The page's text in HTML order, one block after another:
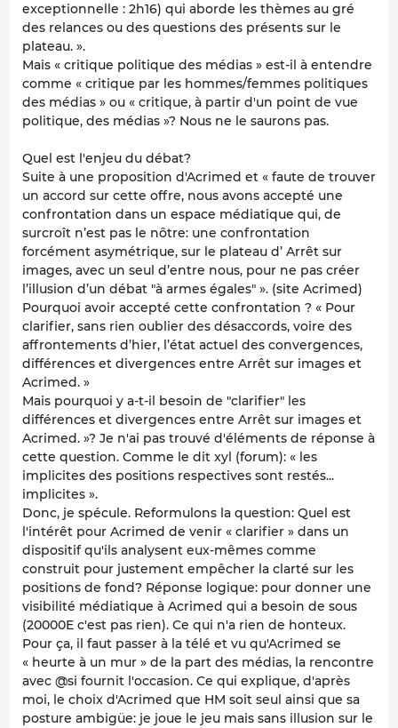
exceptionnelle : 2h16) qui aborde les thèmes au gré
des relances ou des questions des présents sur le
plateau. ».
Mais « critique politique des médias » est-il à entendre
comme « critique par les hommes/femmes politiques
des médias » ou « critique, à partir d'un point de vue
politique, des médias »? Nous ne le saurons pas.
Quel est l'enjeu du débat?
Suite à une proposition d'Acrimed et « faute de trouver
un accord sur cette offre, nous avons accepté une
confrontation dans un espace médiatique qui, de
surcroît n’est pas le nôtre: une confrontation
forcément asymétrique, sur le plateau d’ Arrêt sur
images, avec un seul d’entre nous, pour ne pas créer
l’illusion d’un débat "à armes égales" ». (site Acrimed)
Pourquoi avoir accepté cette confrontation ? « Pour
clarifier, sans rien oublier des désaccords, voire des
affrontements d’hier, l’état actuel des convergences,
différences et divergences entre Arrêt sur images et
Acrimed. »
Mais pourquoi y a-t-il besoin de "clarifier" les
différences et divergences entre Arrêt sur images et
Acrimed. »? Je n'ai pas trouvé d'éléments de réponse à
cette question. Comme le dit xyl (forum): « les
implicites des positions respectives sont restés...
implicites ».
Donc, je spécule. Reformulons la question: Quel est
l'intérêt pour Acrimed de venir « clarifier » dans un
dispositif qu'ils analysent eux-mêmes comme
construit pour justement empêcher la clarté sur les
positions de fond? Réponse logique: pour donner une
visibilité médiatique à Acrimed qui a besoin de sous
(20000E c'est pas rien). Ce qui n'a rien de honteux.
Pour ça, il faut passer à la télé et vu qu'Acrimed se
« heurte à un mur » de la part des médias, la rencontre
avec @si fournit l'occasion. Ce qui explique, d'après
moi, le choix d'Acrimed que HM soit seul ainsi que sa
posture ambigüe: je joue le jeu mais sans illusion sur le